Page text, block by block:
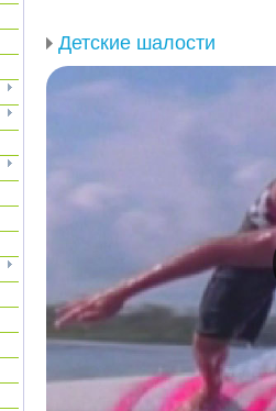
Детские шалости